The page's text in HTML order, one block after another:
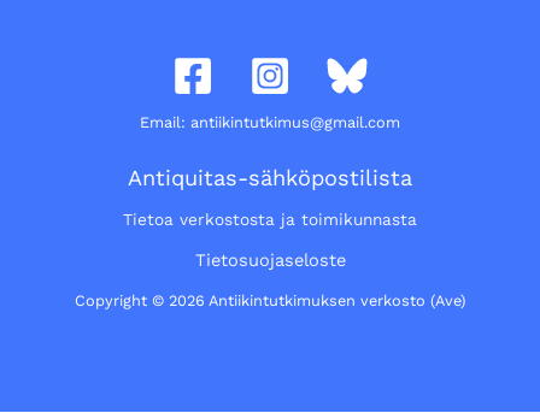
Email: antiikintutkimus@gmail.com
Antiquitas-sähköpostilista
Tietoa verkostosta ja toimikunnasta
Tietosuojaseloste
Copyright © 2026 Antiikintutkimuksen verkosto (Ave)